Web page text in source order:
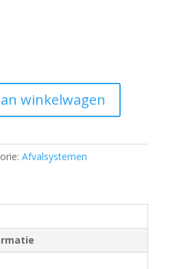
winkelwagen
Afvalsystemen